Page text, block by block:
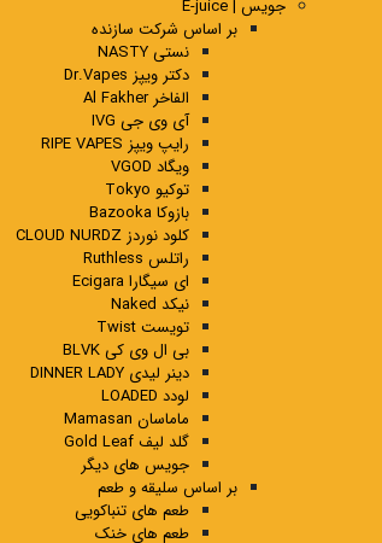
جویس | E-juice
بر اساس شرکت سازنده
نستی NASTY
دکتر ویپز Dr.Vapes
الفاخر Al Fakher
آی وی جی IVG
رایپ ویپز RIPE VAPES
ویگاد VGOD
توکیو Tokyo
بازوکا Bazooka
کلود نوردز CLOUD NURDZ
راتلس Ruthless
ای سیگارا Ecigara
نیکد Naked
تویست Twist
بی ال وی کی BLVK
دینر لیدی DINNER LADY
لودد LOADED
ماماسان Mamasan
گلد لیف Gold Leaf
جویس های دیگر
بر اساس سلیقه و طعم
طعم های تنباکویی
طعم های خنک